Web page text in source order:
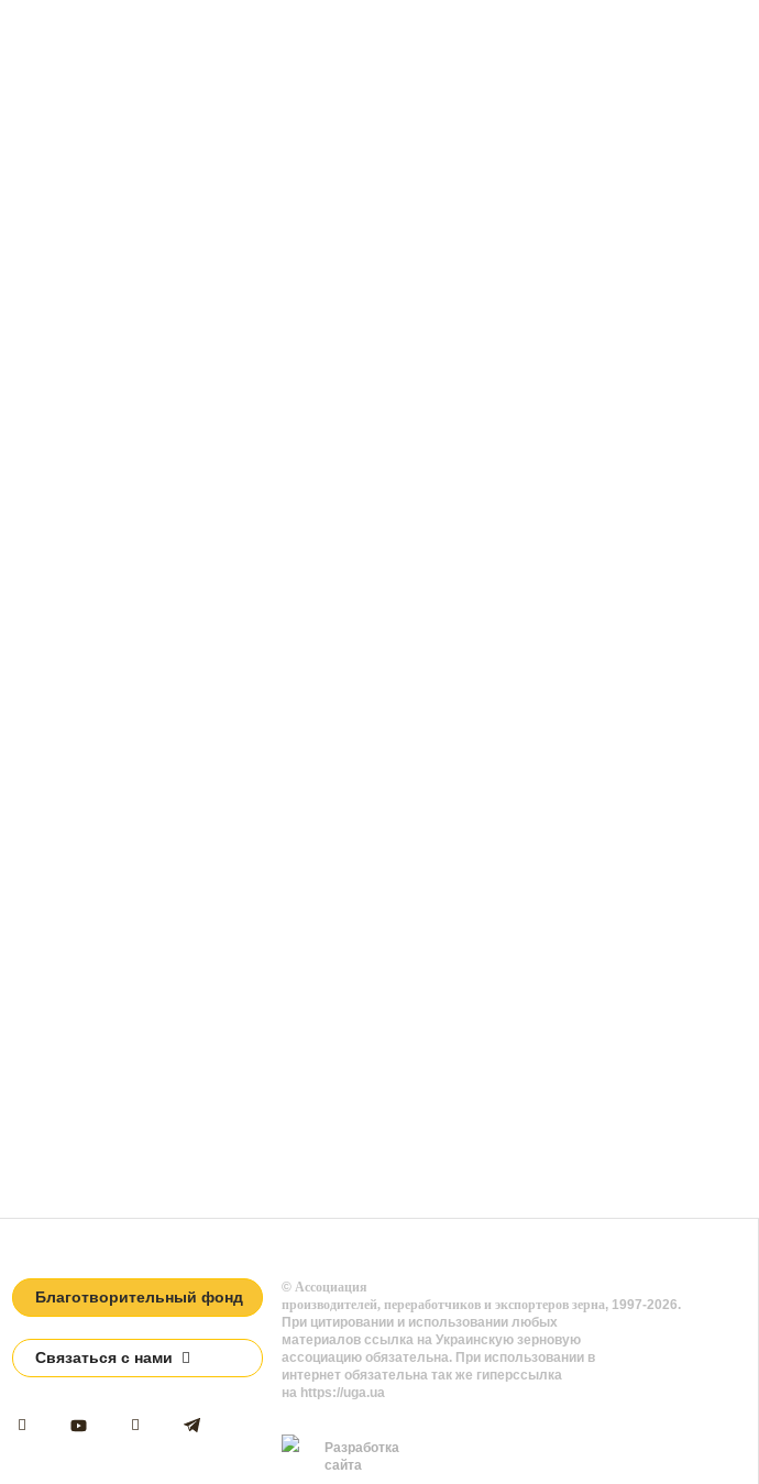
Благотворительный фонд
Связаться с нами
© Ассоциация
производителей, переработчиков и экспортеров зерна, 1997-2026.
При цитировании и использовании любых
материалов ссылка на Украинскую зерновую
ассоциацию обязательна. При использовании в
интернет обязательна так же гиперссылка
на https://uga.ua
Разработка
сайта